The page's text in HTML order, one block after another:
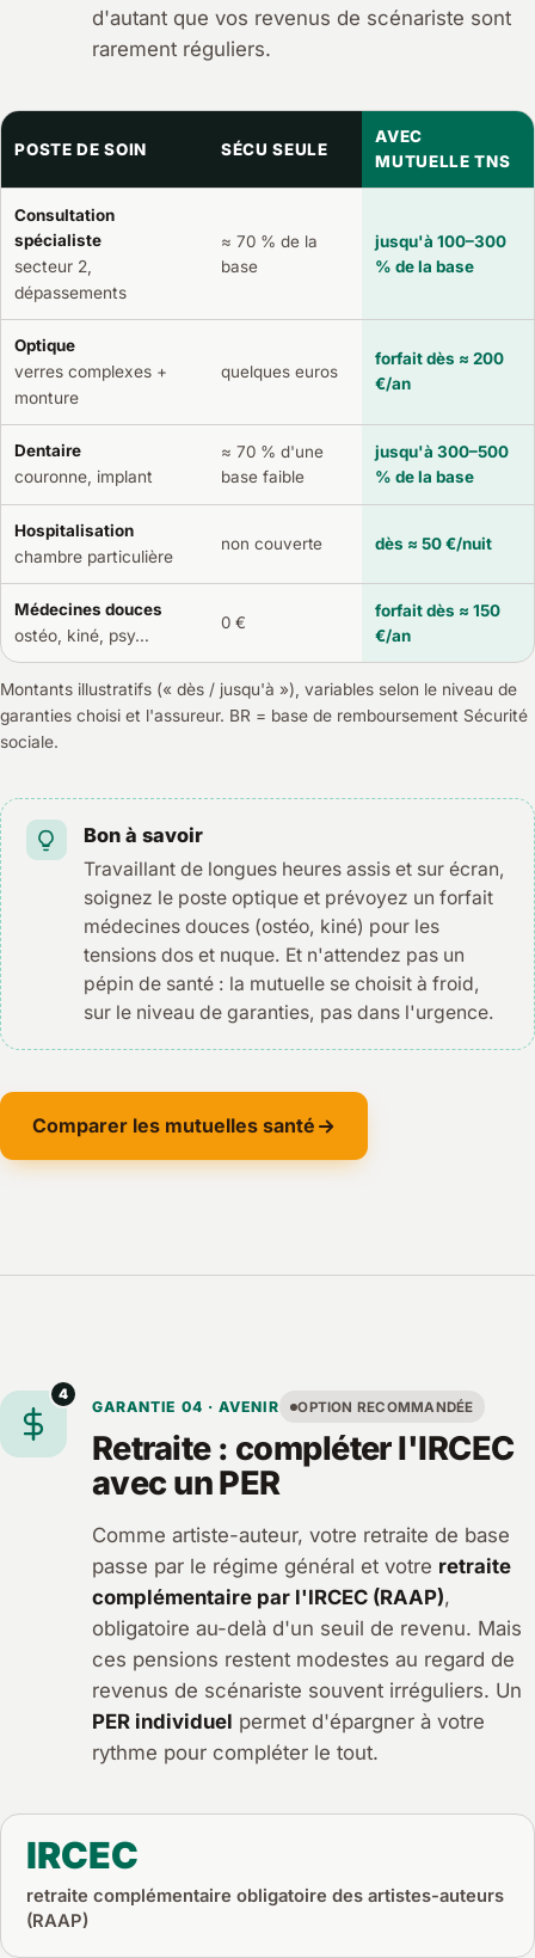
d'autant que vos revenus de scénariste sont
rarement réguliers.
POSTE DE SOIN SÉCU SEULE
AVEC
MUTUELLE TNS
Consultation
spécialiste
secteur 2,
dépassements
≈ 70 % de la
base
jusqu'à 100–300
% de la base
Optique
verres complexes +
monture
quelques euros
forfait dès ≈ 200
€/an
Dentaire
couronne, implant
≈ 70 % d'une
base faible
jusqu'à 300–500
% de la base
Hospitalisation
chambre particulière
non couverte dès ≈ 50 €/nuit
Médecines douces
ostéo, kiné, psy…
0 €
forfait dès ≈ 150
€/an
Montants illustratifs (« dès / jusqu'à »), variables selon le niveau de
garanties choisi et l'assureur. BR = base de remboursement Sécurité
sociale.
Bon à savoir
Travaillant de longues heures assis et sur écran,
soignez le poste optique et prévoyez un forfait
médecines douces (ostéo, kiné) pour les
tensions dos et nuque. Et n'attendez pas un
pépin de santé : la mutuelle se choisit à froid,
sur le niveau de garanties, pas dans l'urgence.
Comparer les mutuelles santé
4
GARANTIE 04 · AVENIR OPTION RECOMMANDÉE
Retraite : compléter l'IRCEC
avec un PER
Comme artiste-auteur, votre retraite de base
passe par le régime général et votre retraite
complémentaire par l'IRCEC (RAAP),
obligatoire au-delà d'un seuil de revenu. Mais
ces pensions restent modestes au regard de
revenus de scénariste souvent irréguliers. Un
PER individuel permet d'épargner à votre
rythme pour compléter le tout.
IRCEC
retraite complémentaire obligatoire des artistes-auteurs
(RAAP)